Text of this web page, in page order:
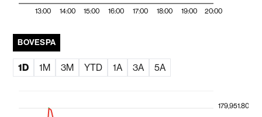
13:00 14:00 15:00 16:00 17:00 18:00 19:00 20:00
BOVESPA
1D 1M 3M YTD 1A 3A 5A
179,951.80